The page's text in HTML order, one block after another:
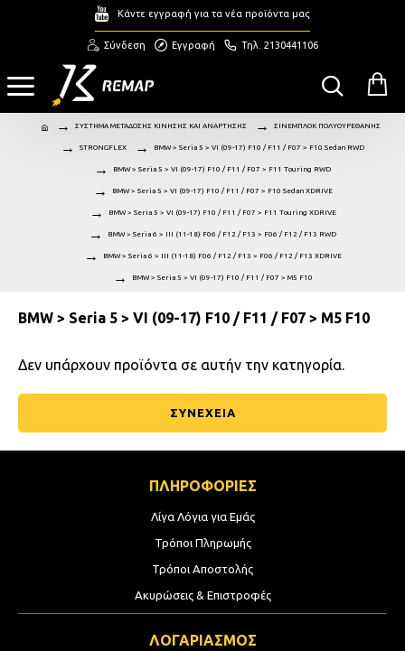
Κάντε εγγραφή για τα νέα προϊόντα μας
Σύνδεση Εγγραφή Τηλ. 2130441106
ΣΥΣΤΗΜΑ ΜΕΤΑΔΟΣΗΣ ΚΙΝΗΣΗΣ ΚΑΙ ΑΝΑΡΤΗΣΗΣ ΣΙΝΕΜΠΛΟΚ ΠΟΛΥΟΥΡΕΘΑΝΗΣ
STRONGFLEX BMW > Seria 5 > VI (09-17) F10 / F11 / F07 > F10 Sedan RWD
BMW > Seria 5 > VI (09-17) F10 / F11 / F07 > F11 Touring RWD
BMW > Seria 5 > VI (09-17) F10 / F11 / F07 > F10 Sedan XDRIVE
BMW > Seria 5 > VI (09-17) F10 / F11 / F07 > F11 Touring XDRIVE
BMW > Seria 6 > III (11-18) F06 / F12 / F13 > F06 / F12 / F13 RWD
BMW > Seria 6 > III (11-18) F06 / F12 / F13 > F06 / F12 / F13 XDRIVE
BMW > Seria 5 > VI (09-17) F10 / F11 / F07 > M5 F10
BMW > Seria 5 > VI (09-17) F10 / F11 / F07 > M5 F10
Δεν υπάρχουν προϊόντα σε αυτήν την κατηγορία.
ΣΥΝΕΧΕΙΑ
ΠΛΗΡΟΦΟΡΙΕΣ
Λίγα Λόγια για Εμάς
Τρόποι Πληρωμής
Τρόποι Αποστολής
Ακυρώσεις & Επιστροφές
ΛΟΓΑΡΙΑΣΜΟΣ